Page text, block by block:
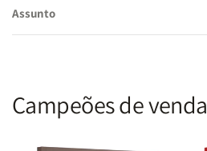
Assunto
Campeões de venda